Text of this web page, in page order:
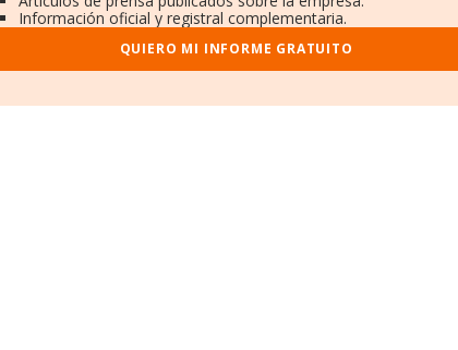
Información oficial y registral complementaria.
QUIERO MI INFORME GRATUITO